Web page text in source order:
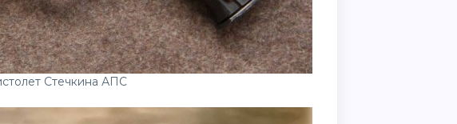
Стечкина АПС